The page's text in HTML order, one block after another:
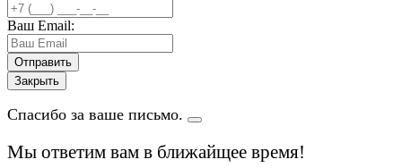
Ваш Email:
Закрыть
Спасибо за ваше письмо.
Мы ответим вам в ближайщее время!